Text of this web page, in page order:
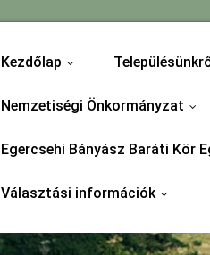
Kezdőlap
Nemzetiségi Önkormányzat
Egercsehi Bányász Baráti Kör
Választási információk